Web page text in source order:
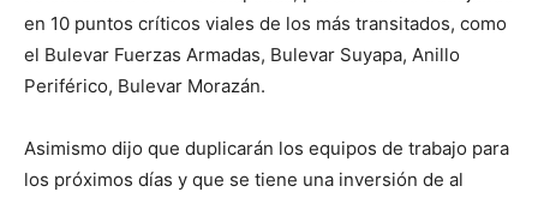
en 10 puntos críticos viales de los más transitados, como
el Bulevar Fuerzas Armadas, Bulevar Suyapa, Anillo
Periférico, Bulevar Morazán.
Asimismo dijo que duplicarán los equipos de trabajo para
los próximos días y que se tiene una inversión de al